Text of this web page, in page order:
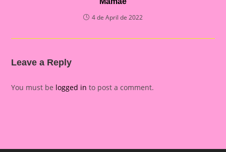
4 de April de 2022
Leave a Reply
You must be logged in to post a comment.